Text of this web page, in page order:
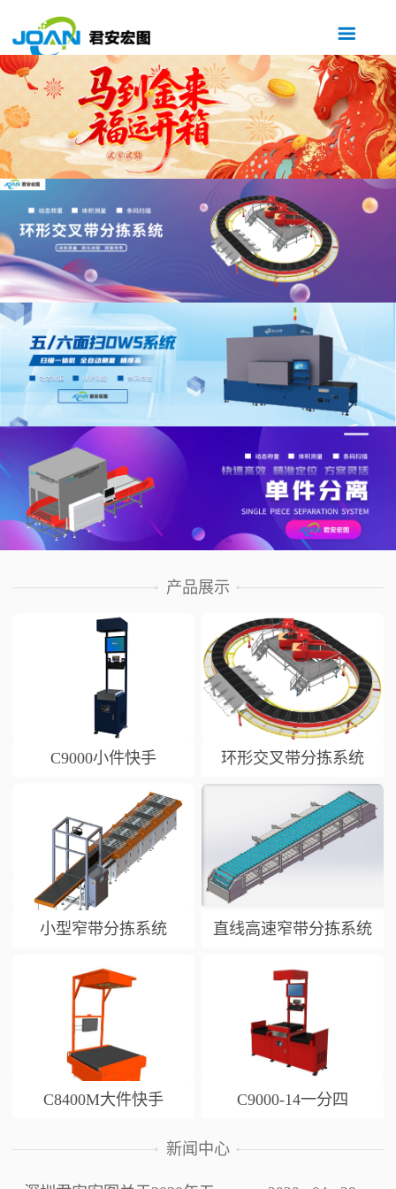
产品展示
C9000小件快手 环形交叉带分拣系统
小型窄带分拣系统 直线高速窄带分拣系统
C8400M大件快手 C9000-14一分四
新闻中心